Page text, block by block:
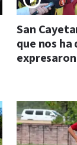
San
que nos ha